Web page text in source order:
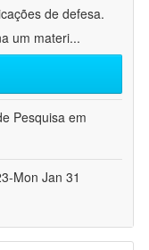
de defesa.
um materi...
Pesquisa em
Mon Jan 31